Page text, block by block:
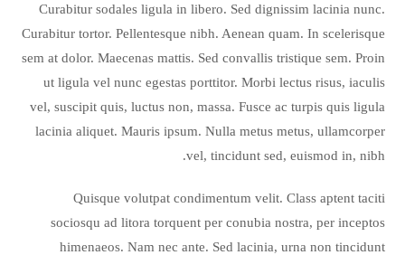
Curabitur sodales ligula in libero. Sed dignissim lacinia nunc.
Curabitur tortor. Pellentesque nibh. Aenean quam. In scelerisque
sem at dolor. Maecenas mattis. Sed convallis tristique sem. Proin
ut ligula vel nunc egestas porttitor. Morbi lectus risus, iaculis
vel, suscipit quis, luctus non, massa. Fusce ac turpis quis ligula
lacinia aliquet. Mauris ipsum. Nulla metus metus, ullamcorper
vel, tincidunt sed, euismod in, nibh.
Quisque volutpat condimentum velit. Class aptent taciti
sociosqu ad litora torquent per conubia nostra, per inceptos
himenaeos. Nam nec ante. Sed lacinia, urna non tincidunt